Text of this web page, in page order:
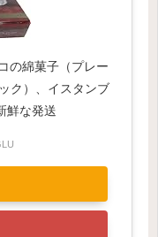
の綿菓子（プレー
ク）、イスタンブ
鮮な発送